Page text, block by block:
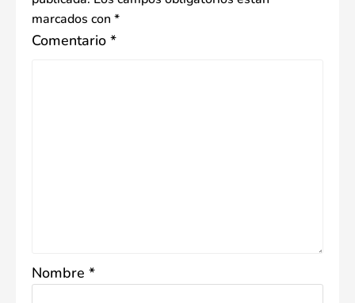
marcados con *
Comentario *
Nombre *